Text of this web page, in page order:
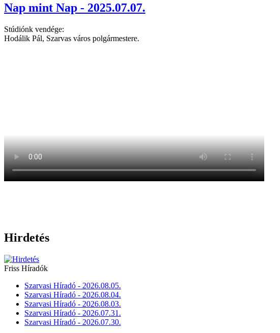
Nap mint Nap - 2025.07.07.
Stúdiónk vendége:
Hodálik Pál, Szarvas város polgármestere.
Hirdetés
Friss Híradók
Szarvasi Híradó - 2026.08.05.
Szarvasi Híradó - 2026.08.04.
Szarvasi Híradó - 2026.08.03.
Szarvasi Híradó - 2026.07.31.
Szarvasi Híradó - 2026.07.30.